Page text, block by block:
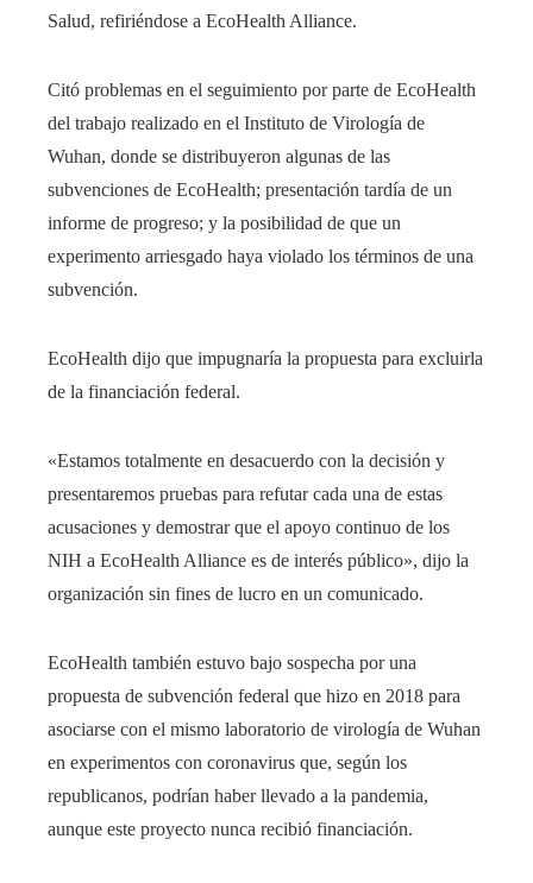
Salud, refiriéndose a EcoHealth Alliance.
Citó problemas en el seguimiento por parte de EcoHealth
del trabajo realizado en el Instituto de Virología de
Wuhan, donde se distribuyeron algunas de las
subvenciones de EcoHealth; presentación tardía de un
informe de progreso; y la posibilidad de que un
experimento arriesgado haya violado los términos de una
subvención.
EcoHealth dijo que impugnaría la propuesta para excluirla
de la financiación federal.
«Estamos totalmente en desacuerdo con la decisión y
presentaremos pruebas para refutar cada una de estas
acusaciones y demostrar que el apoyo continuo de los
NIH a EcoHealth Alliance es de interés público», dijo la
organización sin fines de lucro en un comunicado.
EcoHealth también estuvo bajo sospecha por una
propuesta de subvención federal que hizo en 2018 para
asociarse con el mismo laboratorio de virología de Wuhan
en experimentos con coronavirus que, según los
republicanos, podrían haber llevado a la pandemia,
aunque este proyecto nunca recibió financiación.